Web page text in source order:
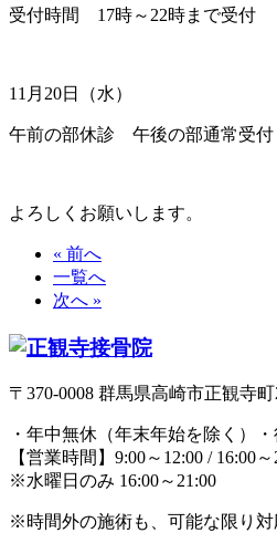
受付時間 17時～22時まで受付
11月20日（水）
午前の部休診 午後の部通常受付
よろしくお願いします。
« 前へ
一覧へ
次へ »
〒370-0008 群馬県高崎市正観寺町
・年中無休（年末年始を除く）
【営業時間】9:00～12:00 / 16:00～
※水曜日のみ 16:00～21:00
※時間外の施術も、可能な限り対